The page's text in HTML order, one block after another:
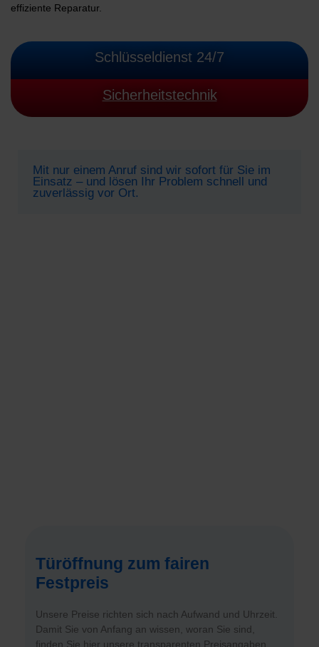
Mit nur einem Anruf sind wir sofort für Sie im
Einsatz – und lösen Ihr Problem schnell und
zuverlässig vor Ort.
effiziente Reparatur.
Schlüsseldienst 24/7
Sicherheitstechnik
Türöffnung zum fairen
Festpreis
Unsere Preise richten sich nach Aufwand und Uhrzeit.
Damit Sie von Anfang an wissen, woran Sie sind,
finden Sie hier unsere transparenten Preisangaben.